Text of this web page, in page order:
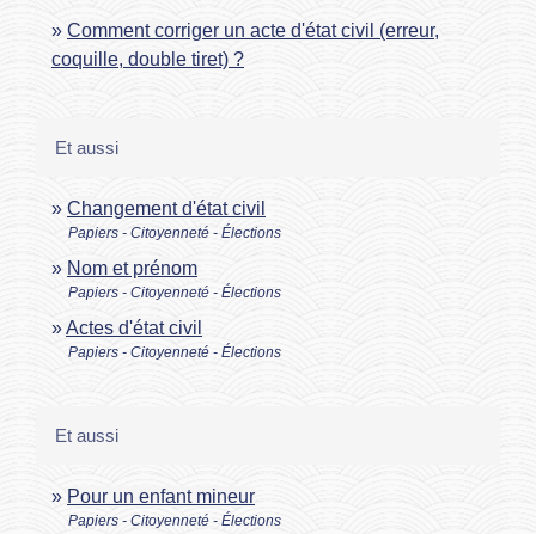
Comment corriger un acte d'état civil (erreur,
coquille, double tiret) ?
Et aussi
Changement d'état civil
Papiers - Citoyenneté - Élections
Nom et prénom
Papiers - Citoyenneté - Élections
Actes d'état civil
Papiers - Citoyenneté - Élections
Et aussi
Pour un enfant mineur
Papiers - Citoyenneté - Élections